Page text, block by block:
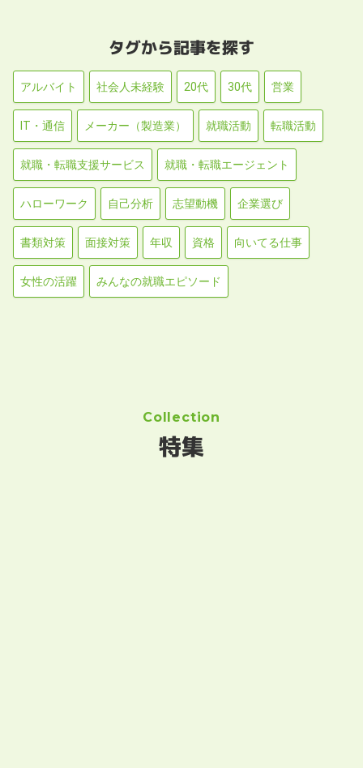
タグから記事を探す
アルバイト 社会人未経験 20代 30代 営業
IT・通信 メーカー（製造業） 就職活動 転職活動
就職・転職支援サービス 就職・転職エージェント
ハローワーク 自己分析 志望動機 企業選び
書類対策 面接対策 年収 資格 向いてる仕事
女性の活躍 みんなの就職エピソード
Collection
特集